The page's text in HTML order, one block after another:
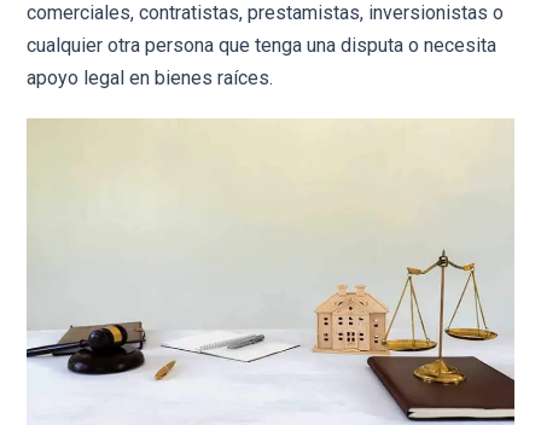
comerciales, contratistas, prestamistas, inversionistas o
cualquier otra persona que tenga una disputa o necesita
apoyo legal en bienes raíces.